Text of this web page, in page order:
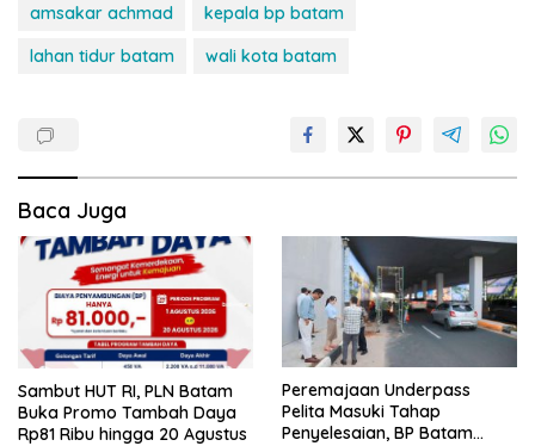
amsakar achmad
kepala bp batam
lahan tidur batam
wali kota batam
Baca Juga
Sambut HUT RI, PLN Batam
Buka Promo Tambah Daya
Rp81 Ribu hingga 20 Agustus
Peremajaan Underpass
Pelita Masuki Tahap
Penyelesaian, BP Batam